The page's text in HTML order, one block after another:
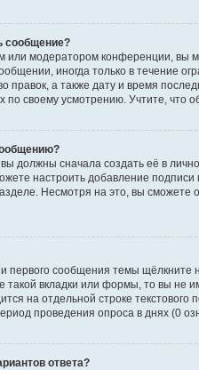
сообщение?
или модератором конференции, вы
иногда только в течение
правок, а также дату и время
своему усмотрению. Учтите, что
должны сначала создать её в
настроить добавление
Несмотря на это, вы
первого сообщения темы щёлкните
такой вкладки или формы, то вы не
на отдельной строке
проведения опроса в днях (0
ответа?